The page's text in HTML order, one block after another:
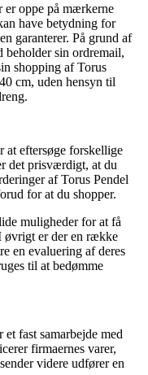
er oppe på mærkerne
have betydning for
garanterer. På grund af
beholder sin ordremail,
shopping af Torus
cm, uden hensyn til
at eftersøge forskellige
det prisværdigt, at du
af Torus Pendel
for at du shopper.
muligheder for at få
øvrigt er der en række
en evaluering af deres
til at bedømme
fast samarbejde med
firmaernes varer,
videre udfører en